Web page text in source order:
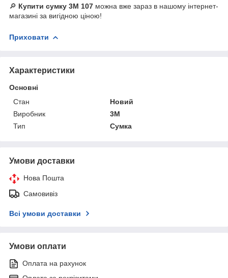
🔎 Купити сумку 3M 107 можна вже зараз в нашому інтернет-
магазині за вигідною ціною!
Приховати
Характеристики
Основні
Стан
Новий
Виробник
3М
Тип
Сумка
Умови доставки
Нова Пошта
Самовивіз
Всі умови доставки
Умови оплати
Оплата на рахунок